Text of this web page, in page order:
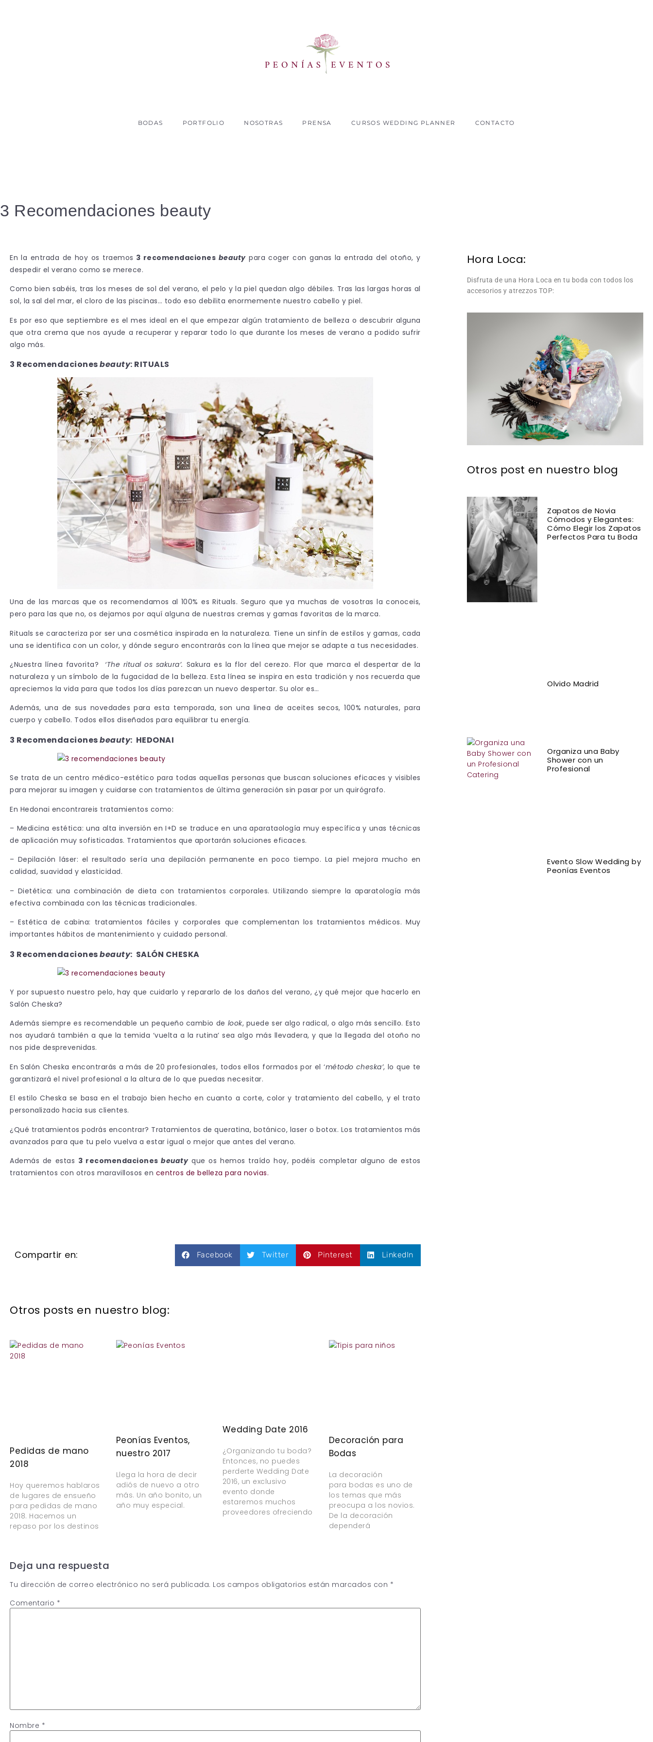
BODAS PORTFOLIO NOSOTRAS PRENSA CURSOS WEDDING PLANNER CONTACTO
3 Recomendaciones beauty
En la entrada de hoy os traemos 3 recomendaciones beautypara coger con ganas la entrada del otoño, y
despedir el verano como se merece.
Como bien sabéis, tras los meses de sol del verano, el pelo y la piel quedan algo débiles. Tras las largas horas al
sol, la sal del mar, el cloro de las piscinas… todo eso debilita enormemente nuestro cabello y piel.
Es por eso que septiembre es el mes ideal en el que empezar algún tratamiento de belleza o descubrir alguna
que otra crema que nos ayude a recuperar y reparar todo lo que durante los meses de verano a podido sufrir
algo más.
3 Recomendacionesbeauty: RITUALS
Una de las marcas que os recomendamos al 100% es Rituals. Seguro que ya muchas de vosotras la conoceis,
pero para las que no, os dejamos por aquí alguna de nuestras cremas y gamas favoritas de la marca.
Rituals se caracteriza por ser una cosmética inspirada en la naturaleza. Tiene un sinfín de estilos y gamas, cada
una se identifica con un color, y dónde seguro encontrarás con la línea que mejor se adapte a tus necesidades.
¿Nuestra línea favorita?
‘The ritual os sakura’. Sakura es la flor del cerezo. Flor que marca el despertar de la
naturaleza y un símbolo de la fugacidad de la belleza. Esta línea se inspira en esta tradición y nos recuerda que
apreciemos la vida para que todos los días parezcan un nuevo despertar. Su olor es…
Además, una de sus novedades para esta temporada, son una linea de aceites secos, 100% naturales, para
cuerpo y cabello. Todos ellos diseñados para equilibrar tu energía.
3 Recomendacionesbeauty: HEDONAI
Se trata de un centro médico-estético para todas aquellas personas que buscan soluciones eficaces y visibles
para mejorar su imagen y cuidarse con tratamientos de última generación sin pasar por un quirógrafo.
En Hedonai encontrareis tratamientos como:
– Medicina estética: una alta inversión en I+D se traduce en una aparataología muy específica y unas técnicas
de aplicación muy sofisticadas. Tratamientos que aportarán soluciones eficaces.
– Depilación láser: el resultado sería una depilación permanente en poco tiempo. La piel mejora mucho en
calidad, suavidad y elasticidad.
– Dietética: una combinación de dieta con tratamientos corporales. Utilizando siempre la aparatología más
efectiva combinada con las técnicas tradicionales.
– Estética de cabina: tratamientos fáciles y corporales que complementan los tratamientos médicos. Muy
importantes hábitos de mantenimiento y cuidado personal.
3 Recomendacionesbeauty: SALÓN CHESKA
Y por supuesto nuestro pelo, hay que cuidarlo y repararlo de los daños del verano, ¿y qué mejor que hacerlo en
Salón Cheska?
Además siempre es recomendable un pequeño cambio de look, puede ser algo radical, o algo más sencillo. Esto
nos ayudará también a que la temida ‘vuelta a la rutina’ sea algo más llevadera, y que la llegada del otoño no
nos pide desprevenidas.
En Salón Cheska encontrarás a más de 20 profesionales, todos ellos formados por el ‘método cheska’, lo que te
garantizará el nivel profesional a la altura de lo que puedas necesitar.
El estilo Cheska se basa en el trabajo bien hecho en cuanto a corte, color y tratamiento del cabello, y el trato
personalizado hacia sus clientes.
¿Qué tratamientos podrás encontrar? Tratamientos de queratina, botánico, laser o botox. Los tratamientos más
avanzados para que tu pelo vuelva a estar igual o mejor que antes del verano.
Además de estas 3 recomendacionesbeuatyque os hemos traído hoy, podéis completar alguno de estos
tratamientos con otros maravillosos en centros de belleza para novias.
Compartir en: Facebook Twitter Pinterest LinkedIn
Otros posts en nuestro blog:
Pedidas de mano
2018
Hoy queremos hablaros
de lugares de ensueño
para pedidas de mano
2018. Hacemos un
repaso por los destinos
Peonías Eventos,
nuestro 2017
Llega la hora de decir
adiós de nuevo a otro
más. Un año bonito, un
año muy especial.
Wedding Date 2016
¿Organizando tu boda?
Entonces, no puedes
perderte Wedding Date
2016, un exclusivo
evento donde
estaremos muchos
proveedores ofreciendo
Decoración para
Bodas
La decoración
para bodas es uno de
los temas que más
preocupa a los novios.
De la decoración
dependerá
Deja una respuesta
Tu dirección de correo electrónico no será publicada. Los campos obligatorios están marcados con *
Comentario *
Nombre *
Hora Loca:
Disfruta de una Hora Loca en tu boda con todos los
accesorios y atrezzos TOP:
Otros post en nuestro blog
Zapatos de Novia
Cómodos y Elegantes:
Cómo Elegir los Zapatos
Perfectos Para tu Boda
Olvido Madrid
Organiza una Baby
Shower con un
Profesional
Evento Slow Wedding by
Peonías Eventos